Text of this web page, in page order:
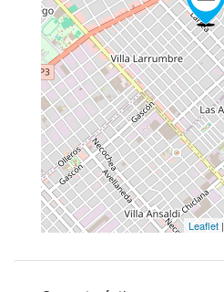
Leaflet